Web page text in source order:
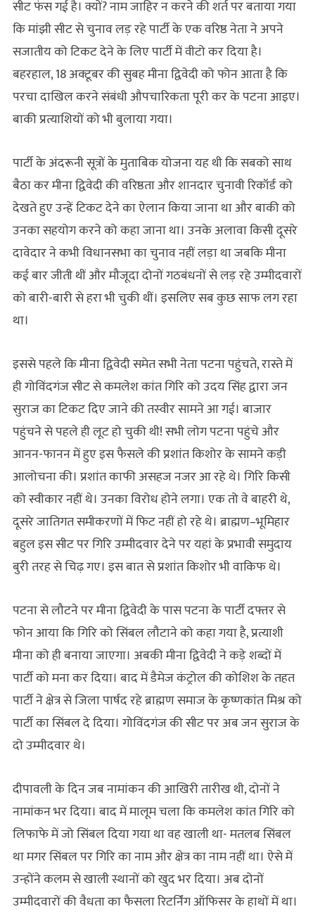
सीट फंस गई है। क्यों? नाम जाहिर न करने की शर्त पर बताया गया
कि मांझी सीट से चुनाव लड़ रहे पार्टी के एक वरिष्ठ नेता ने अपने
सजातीय को टिकट देने के लिए पार्टी में वीटो कर दिया है।
बहरहाल, 18 अक्‍टूबर की सुबह मीना द्विवेदी को फोन आता है कि
परचा दाखिल करने संबंधी औपचारिकता पूरी कर के पटना आइए।
बाकी प्रत्याशियों को भी बुलाया गया।
पार्टी के अंदरूनी सूत्रों के मुताबिक योजना यह थी कि सबको साथ
बैठा कर मीना द्विवेदी की वरिष्ठता और शानदार चुनावी रिकॉर्ड को
देखते हुए उन्हें टिकट देने का ऐलान किया जाना था और बाकी को
उनका सहयोग करने को कहा जाना था। उनके अलावा किसी दूसरे
दावेदार ने कभी विधानसभा का चुनाव नहीं लड़ा था जबकि मीना
कई बार जीती थीं और मौजूदा दोनों गठबंधनों से लड़ रहे उम्मीदवारों
को बारी-बारी से हरा भी चुकी थीं। इसलिए सब कुछ साफ लग रहा
था।
इससे पहले कि मीना द्विवेदी समेत सभी नेता पटना पहुंचते, रास्ते में
ही गोविंदगंज सीट से कमलेश कांत गिरि को उदय सिंह द्वारा जन
सुराज का टिकट दिए जाने की तस्‍वीर सामने आ गई। बाजार
पहुंचने से पहले ही लूट हो चुकी थी! सभी लोग पटना पहुंचे और
आनन-फानन में हुए इस फैसले की प्रशांत किशोर के सामने कड़ी
आलोचना की। प्रशांत काफी असहज नजर आ रहे थे। गिरि किसी
को स्वीकार नहीं थे। उनका विरोध होने लगा। एक तो वे बाहरी थे,
दूसरे जातिगत समीकरणों में फिट नहीं हो रहे थे। ब्राह्मण–भूमिहार
बहुल इस सीट पर गिरि उम्मीदवार देने पर यहां के प्रभावी समुदाय
बुरी तरह से चिढ़ गए। इस बात से प्रशांत किशोर भी वाकिफ थे।
पटना से लौटने पर मीना द्विवेदी के पास पटना के पार्टी दफ्तर से
फोन आया कि गिरि को सिंबल लौटाने को कहा गया है, प्रत्याशी
मीना को ही बनाया जाएगा। अबकी मीना द्विवेदी ने कड़े शब्दों में
पार्टी को मना कर दिया। बाद में डैमेज कंट्रोल की कोशिश के तहत
पार्टी ने क्षेत्र से जिला पार्षद रहे ब्राह्मण समाज के कृष्णकांत मिश्र को
पार्टी का सिंबल दे दिया। गोविंदगंज की सीट पर अब जन सुराज के
दो उम्मीदवार थे।
दीपावली के दिन जब नामांकन की आखिरी तारीख थी, दोनों ने
नामांकन भर दिया। बाद में मालूम चला कि कमलेश कांत गिरि को
लिफाफे में जो सिंबल दिया गया था वह खाली था- मतलब सिंबल
था मगर सिंबल पर गिरि का नाम और क्षेत्र का नाम नहीं था। ऐसे में
उन्होंने कलम से खाली स्थानों को खुद भर दिया। अब दोनों
उम्मीदवारों की वैधता का फैसला रिटर्निंग ऑफिसर के हाथों में था।